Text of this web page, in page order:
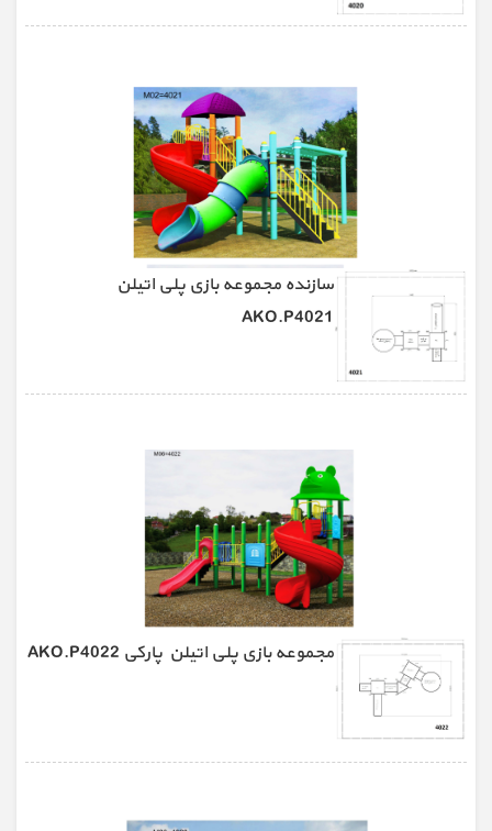
سازنده مجموعه بازی پلی اتیلن
AKO.P4021
مجموعه بازی پلی اتیلن پارکی AKO.P4022